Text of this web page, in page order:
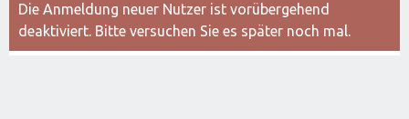
Die Anmeldung neuer Nutzer ist vorübergehend
deaktiviert. Bitte versuchen Sie es später noch mal.